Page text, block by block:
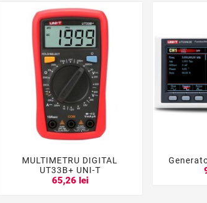
  
MULTIMETRU DIGITAL
UT33B+ UNI-T
65,26 lei